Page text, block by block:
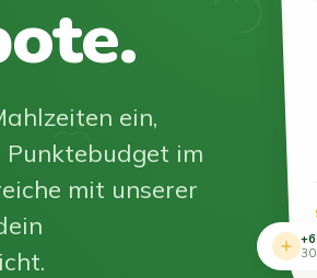
ein,
im
mit unserer